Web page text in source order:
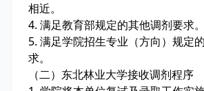
相近。
4. 满足教育部规定的其他调剂要求。
5. 满足学院招生专业（方向）规定
求。
（二）东北林业大学接收调剂程序